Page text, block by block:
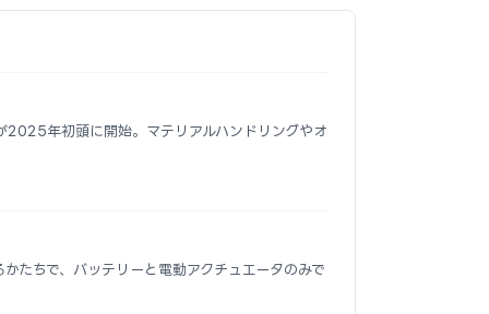
年初頭に開始。マテリアルハンドリングやオ
ちで、バッテリーと電動アクチュエータのみで